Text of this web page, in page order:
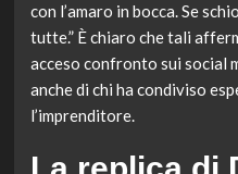
con l’amaro in bocca. Se
tutte.” È chiaro che tali
acceso confronto sui social
anche di chi ha condiviso
l’imprenditore.